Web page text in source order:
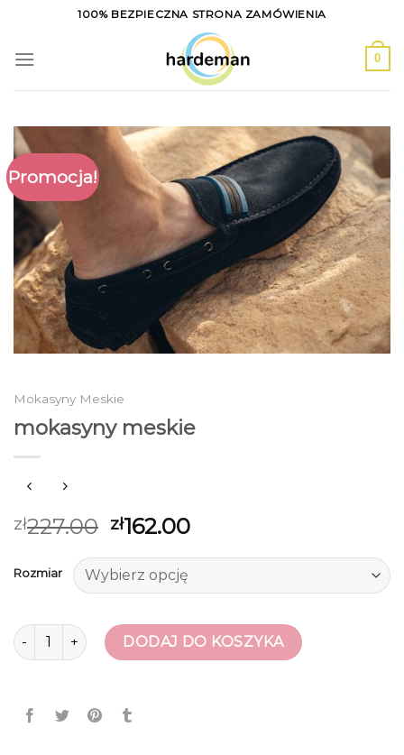
content
100% BEZPIECZNA STRONA ZAMÓWIENIA
0
Promocja!
Mokasyny Meskie
mokasyny meskie
zł227.00 zł162.00
Rozmiar
ilość mokasyny meskieDODAJ DO KOSZYKA